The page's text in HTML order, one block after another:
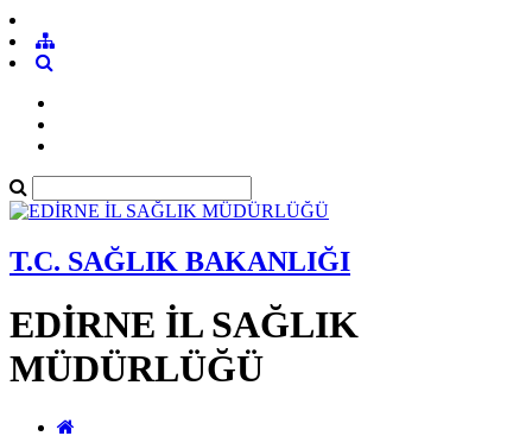
T.C. SAĞLIK BAKANLIĞI
EDİRNE İL SAĞLIK
MÜDÜRLÜĞÜ